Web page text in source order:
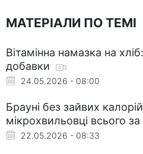
МАТЕРІАЛИ ПО ТЕМІ
Вітамінна намазка на
добавки
24.05.2026 - 08:00
Брауні без зайвих
мікрохвильовці всього
22.05.2026 - 08:33